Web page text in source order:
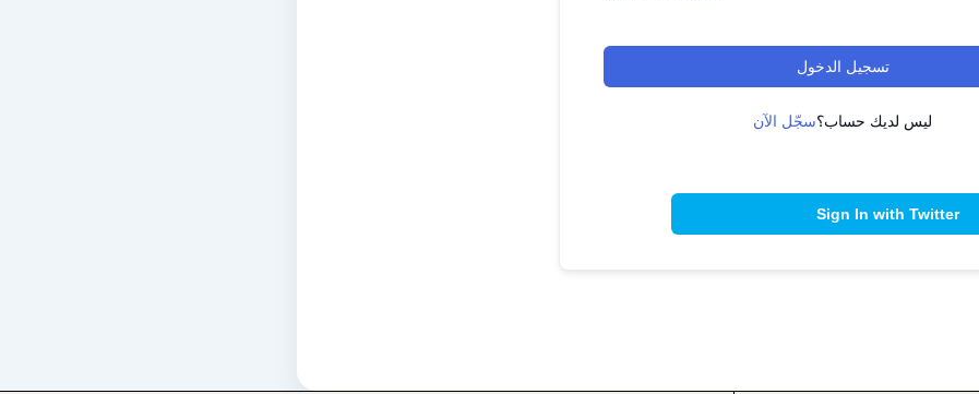
تسجيل الدخول
ليس لديك حساب؟سجّل الآن
Sign In with Twitter